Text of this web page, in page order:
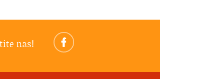
nas!